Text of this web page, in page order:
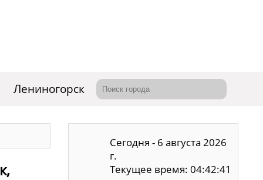
Лениногорск
Сегодня - 6 августа 2026
г.
Текущее время: 04:42:42